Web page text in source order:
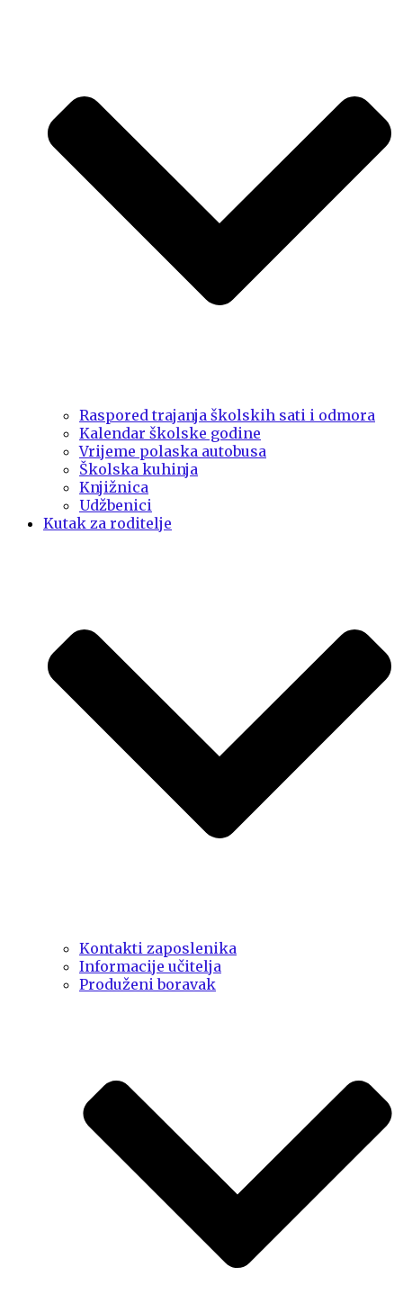
Raspored trajanja školskih sati i odmora
Kalendar školske godine
Vrijeme polaska autobusa
Školska kuhinja
Knjižnica
Udžbenici
Kutak za roditelje
Kontakti zaposlenika
Informacije učitelja
Produženi boravak